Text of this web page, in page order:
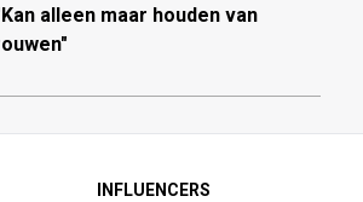
alleen maar houden van
INFLUENCERS